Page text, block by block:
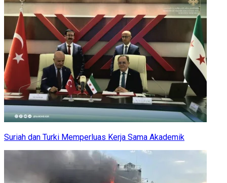
Suriah dan Turki Memperluas Kerja Sama Akademik